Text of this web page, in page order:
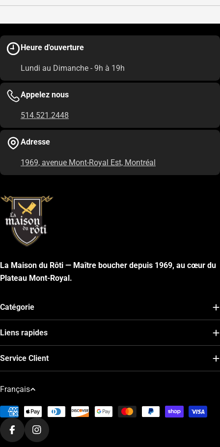
Heure d'ouverture
Lundi au Dimanche - 9h à 19h
Appelez nous
514.521.2448
Adresse
1969, avenue Mont-Royal Est, Montréal
La Maison du Rôti — Maître boucher depuis 1969, au cœur du
Plateau Mont-Royal.
Catégorie
Liens rapides
Service Client
L
n
g
u
Français
Modes
de
paiement
FacebookInstagram